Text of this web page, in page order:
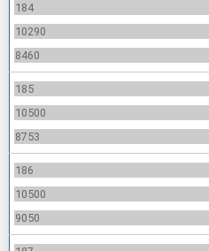
184
10290
8460
185
10500
8753
186
10500
9050